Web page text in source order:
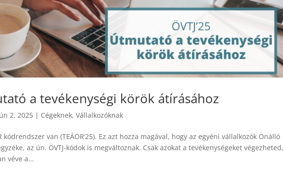
a tevékenységi körök átírásához
2, 2025 | Cégeknek,Vállalkozóknak
van (TEÁOR’25). Ez azt hozza magával, hogy az egyéni vállalkozók Önálló
az ún. ÖVTJ-kódok is megváltoznak. Csak azokat a tevékenységeket
véve a...